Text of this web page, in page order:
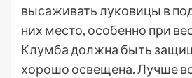
высаживать луковицы в
них место, особенно при
Клумба должна быть
хорошо освещена. Лучше